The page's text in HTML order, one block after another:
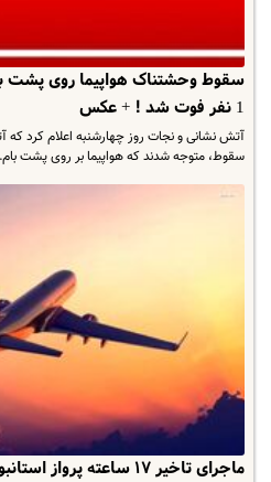
سقوط وحشتناک هواپیما روی پشت
1 نفر فوت شد ! + عکس
آتش نشانی و نجات روز چهارشنبه اعلام کرد که
سقوط، متوجه شدند که هواپیما بر روی پشت
ماجرای تاخیر ۱۷ ساعته پرواز